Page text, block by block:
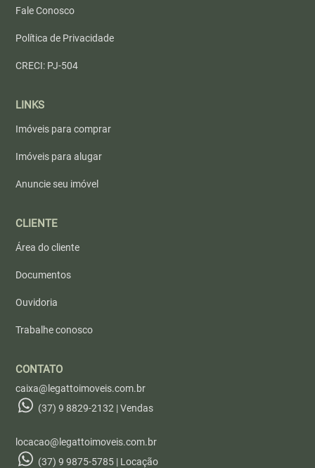
Fale Conosco
Política de Privacidade
CRECI: PJ-504
LINKS
Imóveis para comprar
Imóveis para alugar
Anuncie seu imóvel
CLIENTE
Área do cliente
Documentos
Ouvidoria
Trabalhe conosco
CONTATO
caixa@legattoimoveis.com.br
(37) 9 8829-2132 | Vendas
locacao@legattoimoveis.com.br
(37) 9 9875-5785 | Locação